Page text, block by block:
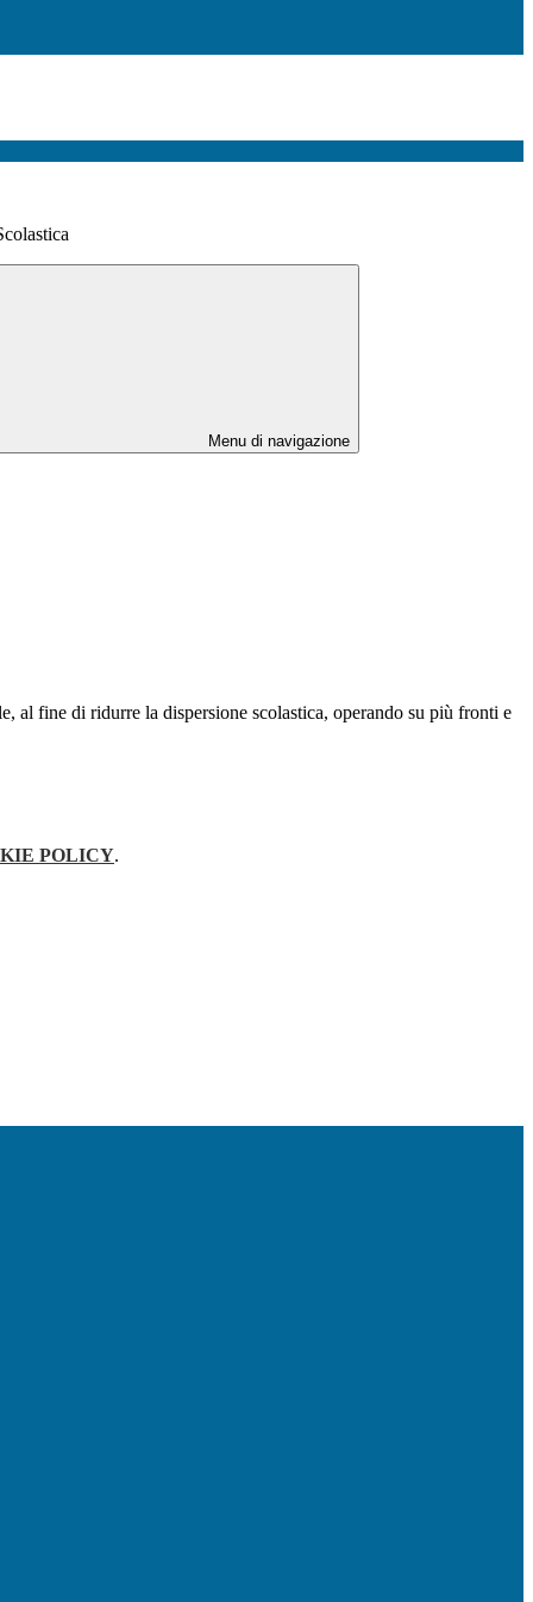
Menu di navigazione
al fine di ridurre la dispersione scolastica, operando su più fronti e
POLICY.